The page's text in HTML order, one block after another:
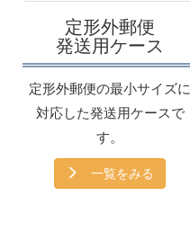
定形外郵便
発送用ケース
定形外郵便の最小サイズに
対応した発送用ケースで
す。
一覧をみる